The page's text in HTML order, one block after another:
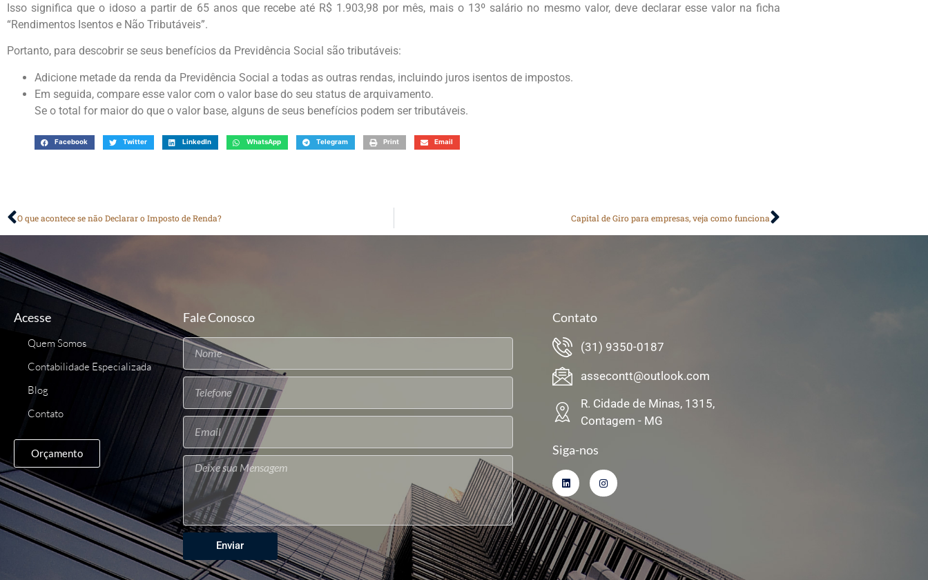
Isso significa que o idoso a partir de 65 anos que recebe até R$ 1.903,98 por mês, mais o 13º salário no mesmo valor, deve declarar esse valor na ficha
“Rendimentos Isentos e Não Tributáveis”.
Portanto, para descobrir se seus benefícios da Previdência Social são tributáveis:
Adicione metade da renda da Previdência Social a todas as outras rendas, incluindo juros isentos de impostos.
Em seguida, compare esse valor com o valor base do seu status de arquivamento.
Se o total for maior do que o valor base, alguns de seus benefícios podem ser tributáveis.
Facebook Twitter LinkedIn WhatsApp Telegram Print Email
O que acontece se não Declarar o Imposto de Renda? Capital de Giro para empresas, veja como funciona
Acesse
Quem Somos
Contabilidade Especializada
Blog
Contato
Orçamento
Fale Conosco
Enviar
Contato
(31) 9350-0187
assecontt@outlook.com
R. Cidade de Minas, 1315,
Contagem - MG
Siga-nos